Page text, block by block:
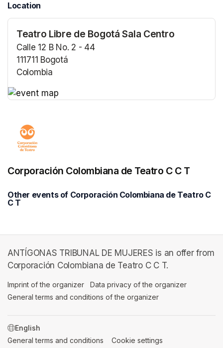
Location
Teatro Libre de Bogotá Sala Centro
Calle 12 B No. 2 - 44
111711 Bogotá
Colombia
Corporación Colombiana de Teatro C C T
Other events of Corporación Colombiana de Teatro C
C T
ANTÍGONAS TRIBUNAL DE MUJERES is an offer from
Corporación Colombiana de Teatro C C T.
Imprint of the organizer (opens in a new tab)
Data privacy of the organizer
General terms and conditions of the organizer
SWITCH LANGUAGE
General terms and conditions (opens in a new tab)
Cookie settings